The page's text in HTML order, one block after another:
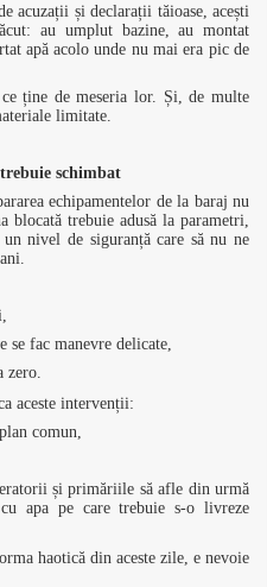
acuzații și declarații tăioase, acești
au umplut bazine, au montat
apă acolo unde nu mai era pic de
ține de meseria lor. Și, de multe
limitate.
schimbat
echipamentelor de la baraj nu
blocată trebuie adusă la parametri,
nivel de siguranță care să nu ne
se fac manevre delicate,
zero.
aceste intervenții:
comun,
și primăriile să afle din urmă
apa pe care trebuie s-o livreze
haotică din aceste zile, e nevoie